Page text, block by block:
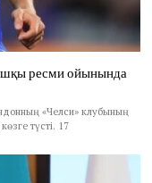
ресми ойынында
«Челси» клубының
түсті. 17